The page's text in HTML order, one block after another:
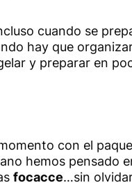
cuando se
hay que
y preparar en
con el
hemos pensado
focacce…sin